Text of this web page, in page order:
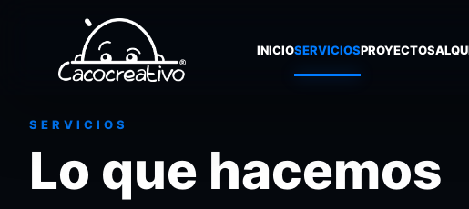
INICIOSERVICIOSPROYECTOS
SERVICIOS
Lo que hacemos